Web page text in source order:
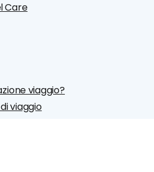
Care
viaggio?
viaggio